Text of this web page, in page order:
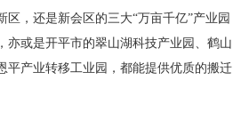
区，还是新会区的三大“万亩千亿”产业园
亦或是开平市的翠山湖科技产业园、鹤山
平产业转移工业园，都能提供优质的搬迁